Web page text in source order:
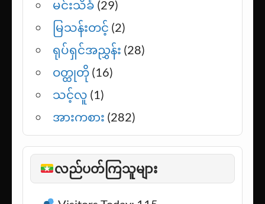
ပရိုမိုးရှင်းများ
ပါရဂူ(1)
မင်းသိင်္ခ(29)
မြသန်းတင့်(2)
ရုပ်ရှင်အညွှန်း
ဝတ္ထုတို(16)
သင့်လူ(1)
အားကစား(282)